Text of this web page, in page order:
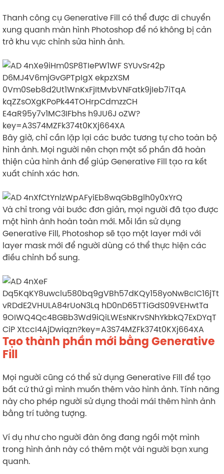
Thanh công cụ Generative Fill có thể được di chuyển
xung quanh màn hình Photoshop để nó không bị cản
trở khu vực chỉnh sửa hình ảnh.
Bây giờ, chỉ cần lặp lại các bước tương tự cho toàn bộ
hình ảnh. Mọi người nên chọn một số phần đã hoàn
thiện của hình ảnh để giúp Generative Fill tạo ra kết
xuất chính xác hơn.
Và chỉ trong vài bước đơn giản, mọi người đã tạo được
một hình ảnh hoàn toàn mới. Mỗi lần sử dụng
Generative Fill, Photoshop sẽ tạo một layer mới với
layer mask mới để người dùng có thể thực hiện các
điều chỉnh bổ sung.
Tạo thành phần mới bằng Generative
Fill
Mọi người cũng có thể sử dụng Generative Fill để tạo
bất cứ thứ gì mình muốn thêm vào hình ảnh. Tính năng
này cho phép người sử dụng thoải mái thêm hình ảnh
bằng trí tưởng tượng.
Ví dụ như cho người đàn ông đang ngồi một mình
trong hình ảnh này có thêm một vài người bạn xung
quanh.